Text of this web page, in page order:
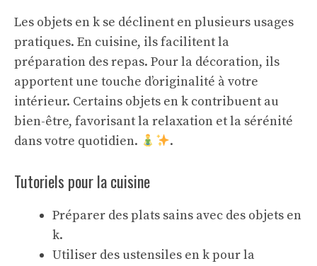
Les objets en k se déclinent en plusieurs usages
pratiques. En cuisine, ils facilitent la
préparation des repas. Pour la décoration, ils
apportent une touche d’originalité à votre
intérieur. Certains objets en k contribuent au
bien-être, favorisant la relaxation et la sérénité
dans votre quotidien.
.
Tutoriels pour la cuisine
Préparer des plats sains avec des objets en
k.
Utiliser des ustensiles en k pour la